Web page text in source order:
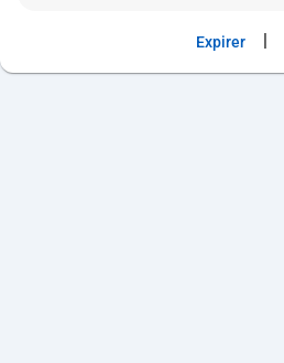
Expirer